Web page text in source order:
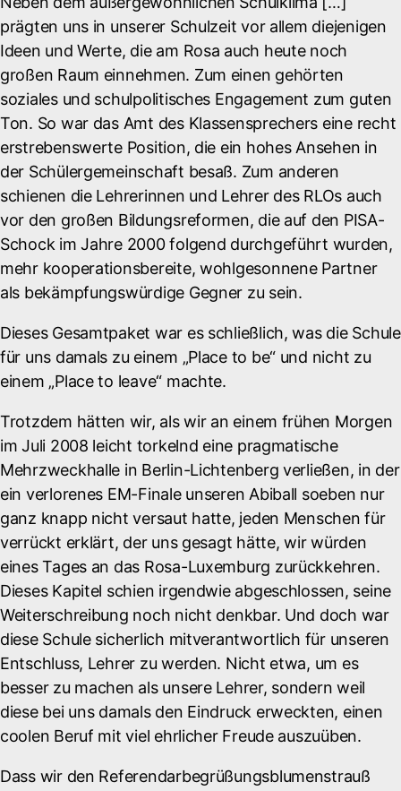
prägten uns in unserer Schulzeit vor allem diejenigen
Ideen und Werte, die am Rosa auch heute noch
großen Raum einnehmen. Zum einen gehörten
soziales und schulpolitisches Engagement zum guten
Ton. So war das Amt des Klassensprechers eine recht
erstrebenswerte Position, die ein hohes Ansehen in
der Schülergemeinschaft besaß. Zum anderen
schienen die Lehrerinnen und Lehrer des RLOs auch
vor den großen Bildungsreformen, die auf den PISA-
Schock im Jahre 2000 folgend durchgeführt wurden,
mehr kooperationsbereite, wohlgesonnene Partner
als bekämpfungswürdige Gegner zu sein.
Dieses Gesamtpaket war es schließlich, was die Schule
für uns damals zu einem „Place to be“ und nicht zu
einem „Place to leave“ machte.
Trotzdem hätten wir, als wir an einem frühen Morgen
im Juli 2008 leicht torkelnd eine pragmatische
Mehrzweckhalle in Berlin-Lichtenberg verließen, in der
ein verlorenes EM-Finale unseren Abiball soeben nur
ganz knapp nicht versaut hatte, jeden Menschen für
verrückt erklärt, der uns gesagt hätte, wir würden
eines Tages an das Rosa-Luxemburg zurückkehren.
Dieses Kapitel schien irgendwie abgeschlossen, seine
Weiterschreibung noch nicht denkbar. Und doch war
diese Schule sicherlich mitverantwortlich für unseren
Entschluss, Lehrer zu werden. Nicht etwa, um es
besser zu machen als unsere Lehrer, sondern weil
diese bei uns damals den Eindruck erweckten, einen
coolen Beruf mit viel ehrlicher Freude auszuüben.
Dass wir den Referendarbegrüßungsblumenstrauß